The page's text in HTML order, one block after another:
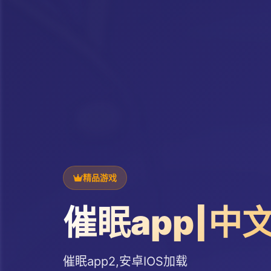
精品游戏
催眠app|中
催眠app2,安卓IOS加载